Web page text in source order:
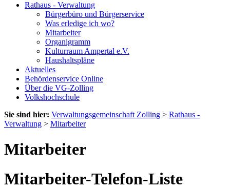
Rathaus - Verwaltung
Bürgerbüro und Bürgerservice
Was erledige ich wo?
Mitarbeiter
Organigramm
Kulturraum Ampertal e.V.
Haushaltspläne
Aktuelles
Behördenservice Online
Über die VG-Zolling
Volkshochschule
Sie sind hier: Verwaltungsgemeinschaft Zolling > Rathaus -
Verwaltung > Mitarbeiter
Mitarbeiter
Mitarbeiter-Telefon-Liste